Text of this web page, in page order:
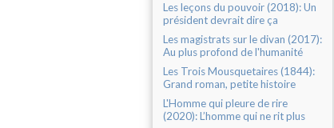
Les leçons du pouvoir (2018): Un
président devrait dire ça
Les magistrats sur le divan (2017):
Au plus profond de l'humanité
Les Trois Mousquetaires (1844):
Grand roman, petite histoire
L'Homme qui pleure de rire
(2020): L’homme qui ne rit plus